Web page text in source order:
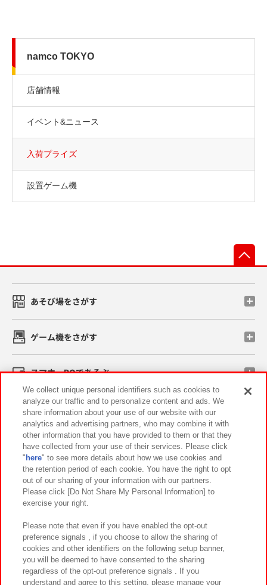
namco TOKYO
店舗情報
イベント&ニュース
入荷プライズ
設置ゲーム機
あそび場をさがす
ゲーム機をさがす
スマホ・PCであそぶ
イベント・キャンペーン
関連会社 サステナビリティ サイトポリシー
プライバシーポリシー ウェブアクセシビリティ方針と検証結果
お取引先さまとともに
カスタマーハラスメント対応方針 よくあるご質問・お問い合わせ
We collect unique personal identifiers such as cookies to
analyze our traffic and to personalize content and ads. We
share information about your use of our website with our
analytics and advertising partners, who may combine it with
other information that you have provided to them or that they
have collected from your use of their services. Please click
" here" to see more details about how we use cookies and
the retention period of each cookie. You have the right to opt
out of our sharing of your information with our partners.
Please click [Do Not Share My Personal Information] to
exercise your right.
Please note that even if you have enabled the opt-out
preference signals , if you choose to allow the sharing of
cookies and other identifiers on the following setup banner,
you will be deemed to have consented to the sharing
regardless of the opt-out preference signals . If you
understand and agree to this setting, please manage your